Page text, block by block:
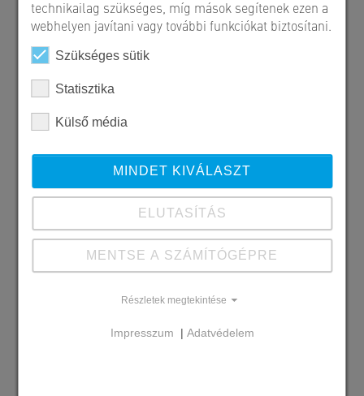
Szállított SW termékek
Kehelynyakak és pillérek
technikailag szükséges, míg mások segítenek ezen a
webhelyen javítani vagy további funkciókat biztosítani.
Szükséges sütik
Statisztika
Külső média
MINDET KIVÁLASZT
ELUTASÍTÁS
MENTSE A SZÁMÍTÓGÉPRE
Részletek megtekintése
Impresszum | Adatvédelem